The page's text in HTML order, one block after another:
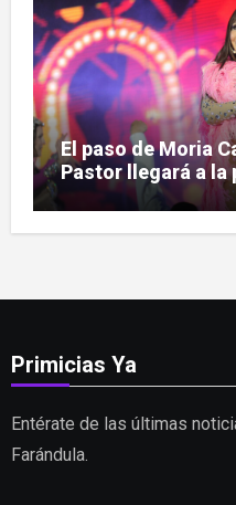
El paso de Moria
Pastor llegará a la
nueva serie
Primicias Ya
Entérate de las últimas
Farándula.